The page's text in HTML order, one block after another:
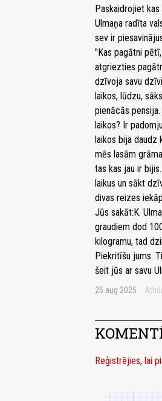
Paskaidrojiet
Ulmaņa radīta
sev ir
"Kas pagātni
atgriezties
dzīvoja savu
laikos, lūdzu,
pienācās
laikos? Ir
laikos bija
mēs lasām
tas kas jau ir
laikus un sākt
divas reizes
Jūs sakāt:K.
graudiem dod
kilogramu, tad
Piekritīšu jums.
šeit jūs ar savu
25.aug 2025
Reģistrējies, lai